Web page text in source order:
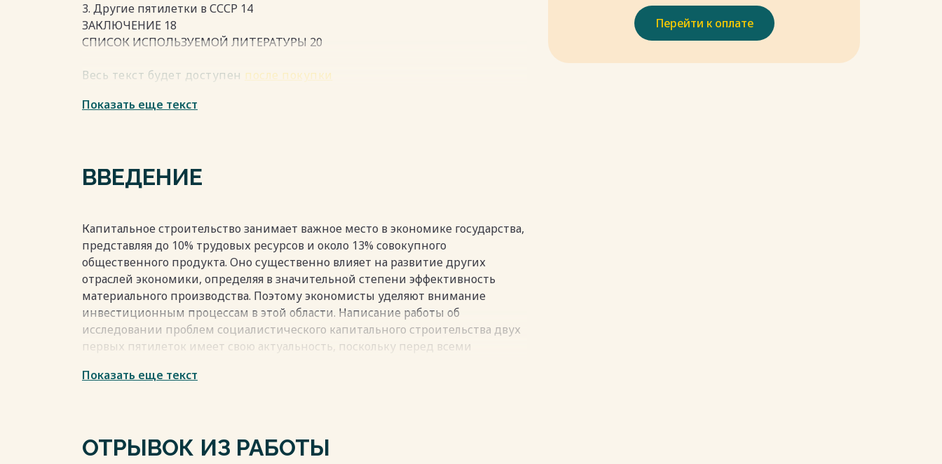
3. Другие пятилетки в СССР 14
ЗАКЛЮЧЕНИЕ 18
СПИСОК ИСПОЛЬЗУЕМОЙ ЛИТЕРАТУРЫ 20
Весь текст будет доступен после покупки
Показать еще текст
ВВЕДЕНИЕ
Капитальное строительство занимает важное место в экономике государства,
представляя до 10% трудовых ресурсов и около 13% совокупного
общественного продукта. Оно существенно влияет на развитие других
отраслей экономики, определяя в значительной степени эффективность
материального производства. Поэтому экономисты уделяют внимание
инвестиционным процессам в этой области. Написание работы об
исследовании проблем социалистического капитального строительства двух
первых пятилеток имеет свою актуальность, поскольку перед всеми
задачи, которые описываются в работе. Это задачи управления,
же способствует повышению эффективности капитального строительства на
Показать еще текст
ОТРЫВОК ИЗ РАБОТЫ
Перейти к оплате